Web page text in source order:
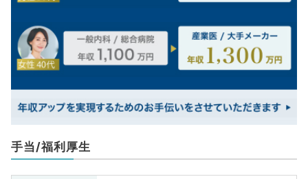
手当/福利厚生